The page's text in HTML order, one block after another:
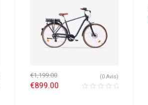
€1,199.00
€899.00
(0 Avis)